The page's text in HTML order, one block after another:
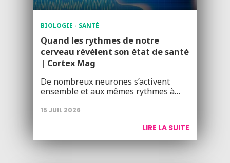
BIOLOGIE - SANTÉ
Quand les rythmes de notre
cerveau révèlent son état de santé
| Cortex Mag
De nombreux neurones s’activent
ensemble et aux mêmes rythmes à…
15 JUIL 2026
LIRE LA SUITE